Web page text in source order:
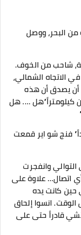
البحر، ووصل
شاحب من الخوف.
الاتجاه الشمالي،
أن يصدق أن هذه
كيلومتراً”هل …. هل
فنج شو اير قمعت
وانفجرت
اتصال… علاوة على
كانت يده
انسوا إلحاق
تشي قادراً حتى على